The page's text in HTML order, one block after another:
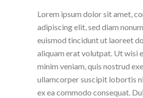
Lorem ipsum dolor sit amet,
adipiscing elit, sed diam
euismod tincidunt ut laoreet
aliquam erat volutpat. Ut wisi
minim veniam, quis nostrud
ullamcorper suscipit lobortis
ex ea commodo consequat.